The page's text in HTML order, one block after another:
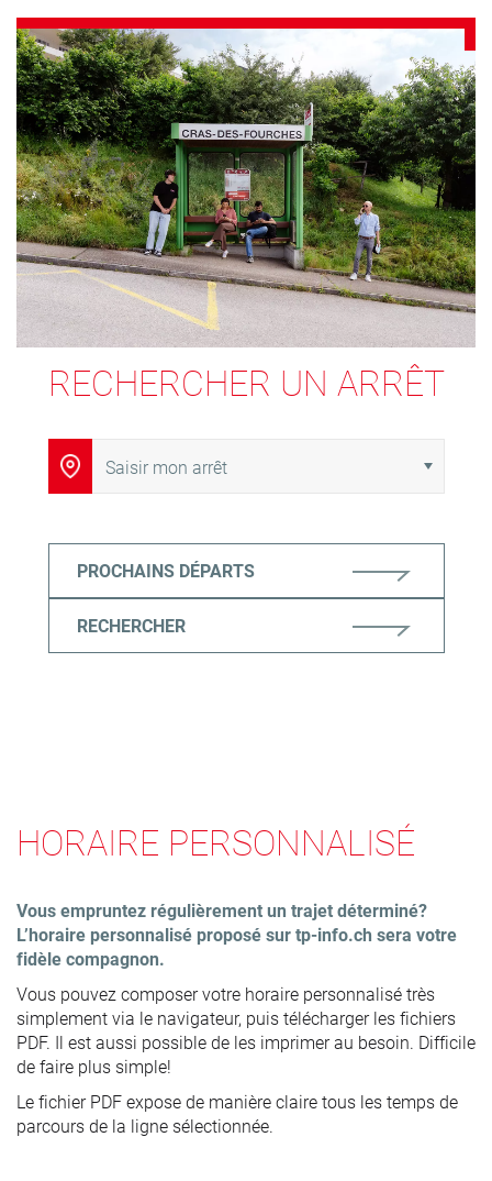
RECHERCHER UN ARRÊT
PROCHAINS DÉPARTS
RECHERCHER
HORAIRE PERSONNALISÉ
Vous empruntez régulièrement un trajet déterminé?
L’horaire personnalisé proposé sur tp-info.ch sera votre
fidèle compagnon.
Vous pouvez composer votre horaire personnalisé très
simplement via le navigateur, puis télécharger les fichiers
PDF. Il est aussi possible de les imprimer au besoin. Difficile
de faire plus simple!
Le fichier PDF expose de manière claire tous les temps de
parcours de la ligne sélectionnée.